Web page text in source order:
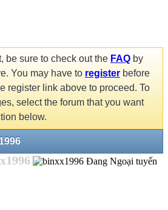
be sure to check out the FAQ by
You may have to register before
register link above to proceed. To
select the forum that you want
below.